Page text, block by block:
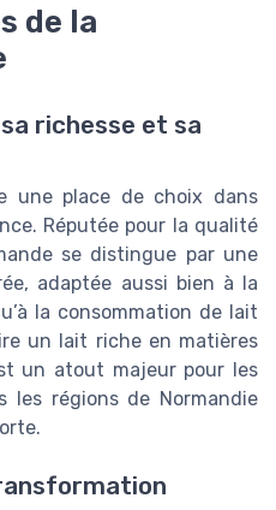
de la
richesse et sa
une place de choix dans
Réputée pour la qualité
se distingue par une
adaptée aussi bien à la
la consommation de lait
un lait riche en matières
un atout majeur pour les
les régions de Normandie